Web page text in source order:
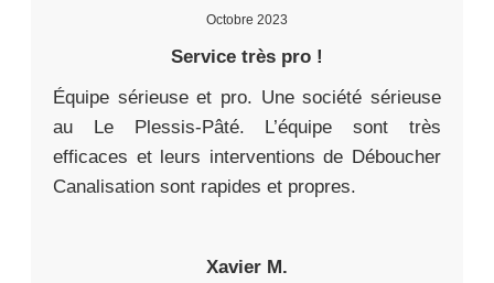
Octobre 2023
Service très pro !
Équipe sérieuse et pro. Une société sérieuse
au Le Plessis-Pâté. L’équipe sont très
efficaces et leurs interventions de Déboucher
Canalisation sont rapides et propres.
Xavier M.